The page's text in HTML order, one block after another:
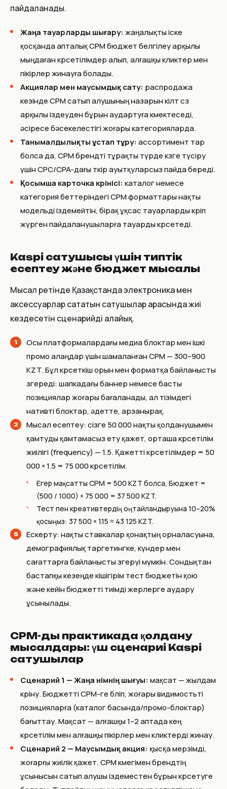
пайдаланады.
Жаңа тауарларды шығару: жаңалықты іске
қосқанда апталық CPM бюджет белгілеу арқылы
мыңдаған көрсетілімдер алып, алғашқы кликтер мен
пікірлер жинауға болады.
Акциялар мен маусымдық сату: распродажа
кезінде CPM сатып алушының назарын кілт сөз
арқылы іздеуден бұрын аудартуға көмектеседі,
әсіресе бәсекелестігі жоғары категорияларда.
Танымалдылықты ұстап тұру: ассортимент тар
болса да, CPM брендті тұрақты түрде көзге түсіру
үшін CPC/CPA-дағы өткір ауытқуларсыз пайда береді.
Қосымша карточка көрінісі: каталог немесе
категория беттеріндегі CPM форматтары нақты
модельді іздемейтін, бірақ ұқсас тауарларды көріп
жүрген пайдаланушыларға тауарды көрсетеді.
Kaspi сатушысы үшін типтік
есептеу және бюджет мысалы
Мысал ретінде Қазақстанда электроника мен
аксессуарлар сататын сатушылар арасында жиі
кездесетін сценарийді алайық.
Осы платформалардағы медиа блоктар мен ішкі
промо алаңдар үшін шамаланған CPM — 300–900
KZT. Бұл көрсеткіш орын мен форматқа байланысты
өзгереді: шапкадағы баннер немесе басты
позициялар жоғары бағаланады, ал тізімдегі
нативті блоктар, әдетте, арзанырақ.
Мысал есептеу: сізге 50 000 нақты қолданушымен
қамтуды қамтамасыз ету қажет, орташа көрсетілім
жиілігі (frequency) — 1.5. Қажетті көрсетілімдер = 50
000 × 1.5 = 75 000 көрсетілім.
Егер мақсатты CPM = 500 KZT болса, Бюджет =
(500 / 1000) × 75 000 = 37 500 KZT.
Тест пен креативтердің оңтайландыруына 10–20%
қосыңыз: 37 500 × 1.15 ≈ 43 125 KZT.
Ескерту: нақты ставкалар қонақтың орналасуына,
демографиялық таргетингке, күндер мен
сағаттарға байланысты өзгеруі мүмкін. Сондықтан
бастапқы кезеңде кішігірім тест бюджетін қою
және кейін бюджетті тиімді жерлерге аудару
ұсынылады.
CPM-ды практикада қолдану
мысалдары: үш сценариі Kaspi
сатушылар
Сценарий 1 — Жаңа өнімнің шығуы: мақсат — жылдам
көріну. Бюджетті CPM-ге бөліп, жоғары видимостьті
позицияларға (каталог басында/промо-блоктар)
бағыттау. Мақсат — алғашқы 1–2 аптада кең
көрсетілім мен алғашқы пікірлер мен кликтерді жинау.
Сценарий 2 — Маусымдық акция: қысқа мерзімді,
жоғарғы жиілік қажет. CPM көмегімен брендтің
ұсынысын сатып алушы іздеместен бұрын көрсетуге